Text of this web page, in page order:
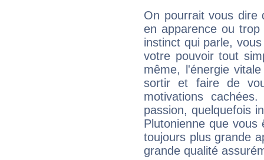
On pourrait vous dire
en apparence ou
instinct qui parle,
votre pouvoir tout
même, l'énergie
sortir et faire de
motivations
passion, quelquefois
Plutonienne que
toujours plus grande
grande qualité